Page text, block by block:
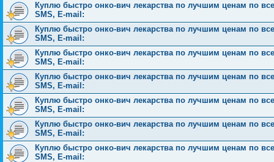
Куплю быстро онко-вич лекарства по лучшим ценам по
SMS, E-mail:
Куплю быстро онко-вич лекарства по лучшим ценам по
SMS, E-mail:
Куплю быстро онко-вич лекарства по лучшим ценам по
SMS, E-mail:
Куплю быстро онко-вич лекарства по лучшим ценам по
SMS, E-mail:
Куплю быстро онко-вич лекарства по лучшим ценам по
SMS, E-mail:
Куплю быстро онко-вич лекарства по лучшим ценам по
SMS, E-mail:
Куплю быстро онко-вич лекарства по лучшим ценам по
SMS, E-mail: